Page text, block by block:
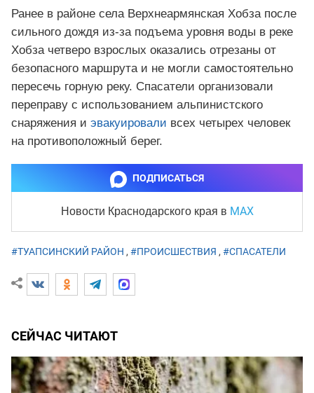
Ранее в районе села Верхнеармянская Хобза после
сильного дождя из-за подъема уровня воды в реке
Хобза четверо взрослых оказались отрезаны от
безопасного маршрута и не могли самостоятельно
пересечь горную реку. Спасатели организовали
переправу с использованием альпинистского
снаряжения и эвакуировали всех четырех человек
на противоположный берег.
ПОДПИСАТЬСЯ
Новости Краснодарского края в MAX
#ТУАПСИНСКИЙ РАЙОН , #ПРОИСШЕСТВИЯ , #СПАСАТЕЛИ
СЕЙЧАС ЧИТАЮТ